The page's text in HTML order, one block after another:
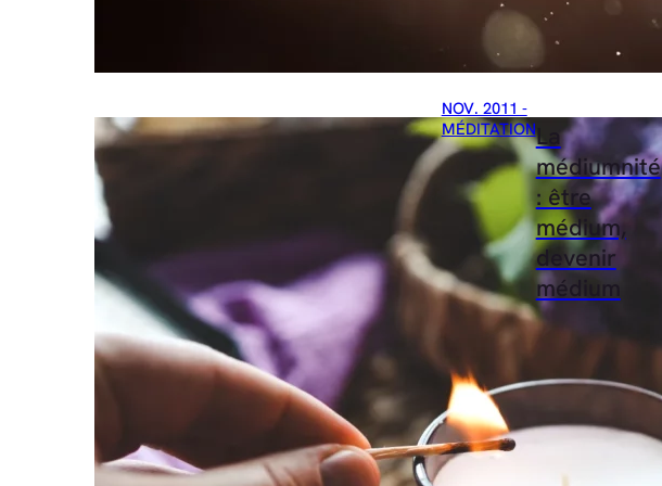
NOV. 2011 -
MÉDITATIONLa
médiumnité
: être
médium,
devenir
médium